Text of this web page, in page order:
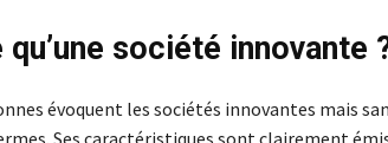
qu’une société innovante
évoquent les sociétés innovantes mais